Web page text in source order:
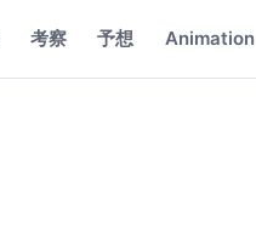
考察 予想 Animation